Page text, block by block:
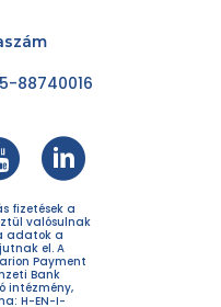
88740016
fizetések a
valósulnak
adatok a
el. A
Payment
Bank
intézmény,
H-EN-I-